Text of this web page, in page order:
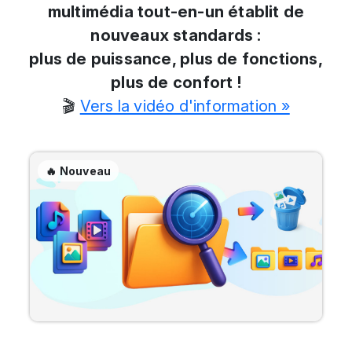
multimédia tout-en-un établit de
nouveaux standards :
plus de puissance, plus de fonctions,
plus de confort !
🎬 Vers la vidéo d'information »
🔥 Nouveau